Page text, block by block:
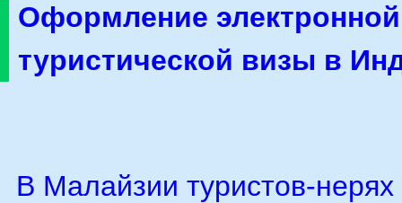
Оформление электронной
туристической визы в
В Малайзии туристов-нерях